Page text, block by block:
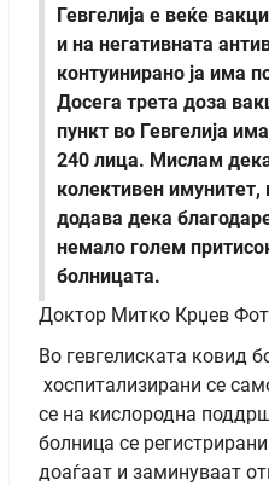
Гевгелија е веќе
и на негативната
контуинирано ја има
Досега трета доза
пункт во Гевгелија
240 лица. Мислам
колективен имунитет,
додава дека
немало голем
болницата.
Доктор Митко Крџев
Во гевгелиската ковид
хоспитализирани се
се на кислородна
болница се
доаѓаат и заминуваат